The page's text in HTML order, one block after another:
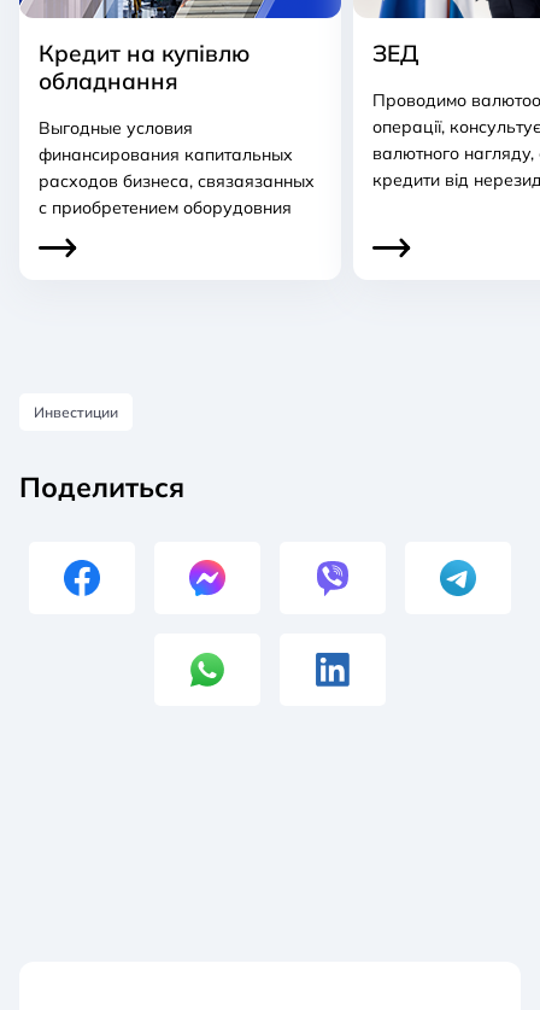
Кредит на купівлю
обладнання
Выгодные условия
финансирования капитальных
расходов бизнеса, связаязанных
с приобретением оборудовния
ЗЕД
Проводимо
операції,
валютного нагляду,
кредити від
Инвестиции
Поделиться